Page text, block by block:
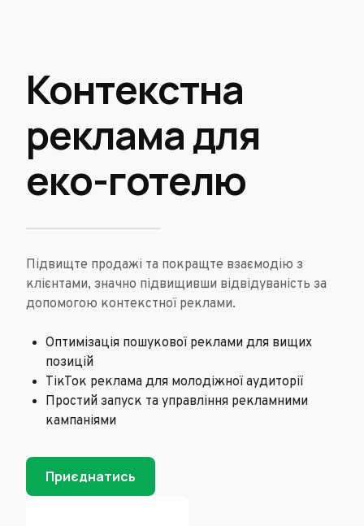
Контекстна
реклама для
еко-готелю
Підвищте продажі та покращте взаємодію з
клієнтами, значно підвищивши відвідуваність за
допомогою контекстної реклами.
Оптимізація пошукової реклами для вищих
позицій
ТікТок реклама для молодіжної аудиторії
Простий запуск та управління рекламними
кампаніями
Приєднатись